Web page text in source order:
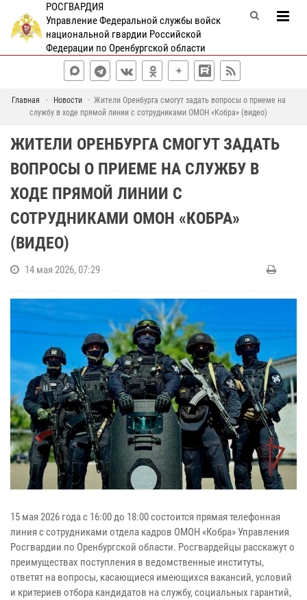
РОСГВАРДИЯ
Управление Федеральной службы войск
национальной гвардии Российской
Федерации по Оренбургской области
Главная Новости
Жители Оренбурга смогут задать вопросы о приеме на
службу в ходе прямой линии с сотрудниками ОМОН «Кобра» (видео)
ЖИТЕЛИ ОРЕНБУРГА СМОГУТ ЗАДАТЬ
ВОПРОСЫ О ПРИЕМЕ НА СЛУЖБУ В
ХОДЕ ПРЯМОЙ ЛИНИИ С
СОТРУДНИКАМИ ОМОН «КОБРА»
(ВИДЕО)
14 мая 2026, 07:29
15 мая 2026 года с 16:00 до 18:00 состоится прямая телефонная
линия с сотрудниками отдела кадров ОМОН «Кобра» Управления
Росгвардии по Оренбургской области. Росгвардейцы расскажут о
преимуществах поступления в ведомственные институты,
ответят на вопросы, касающиеся имеющихся вакансий, условий
и критериев отбора кандидатов на службу, социальных гарантий,